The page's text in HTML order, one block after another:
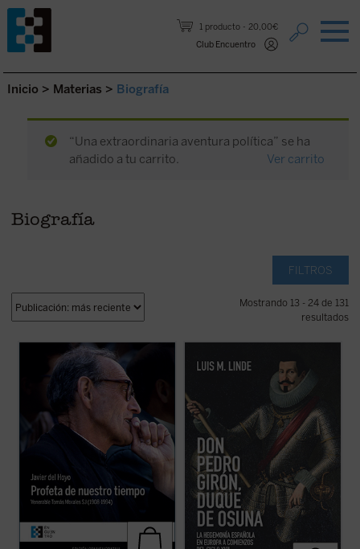
1 producto
20,00€
Club Encuentro
Saltar al contenido.
Inicio > Materias > Biografía
“Una extraordinaria aventura política” se ha
añadido a tu carrito.
Ver carrito
Biografía
FILTROS
Mostrando 13 - 24 de 131
resultados
Profeta de nuestro tiempo nos presenta la
biografía de un hombre, el Venerable
Tomás Morales SJ, en cuyo devenir
histórico se amasan los aconteceres
sociales y políticos, culturales y eclesiales
más trascendentes de España en el siglo ...
(ver ficha)
amigo y agente, Francisco de Quevedo, fue
un personaje legendario aún en vida y, con
el tiempo, pasó a ser uno de los más
destacados «réprobos» de la Leyenda
Negra. Su biografía, sin las fantasías y ...
(ver ficha)